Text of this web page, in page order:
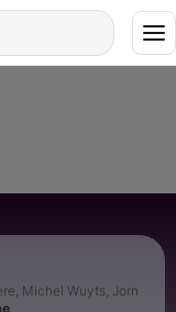
Michel Wuyts, Jorn